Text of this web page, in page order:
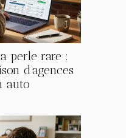
perle rare :
d’agences
auto